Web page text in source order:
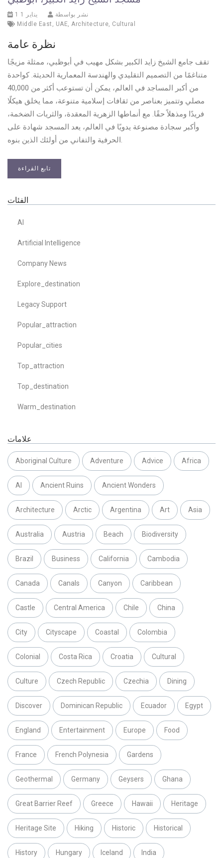
1 يناير 1
نشر بواسطة
Middle East , UAE, Architecture, Cultural
نظرة عامة
تقف جامع الشيخ زايد الكبير بشكل مهيب في أبوظبي، ممثلة مزيجًا
متناغمًا من التصميم التقليدي والهندسة المعمارية الحديثة. كواحدة
من أكبر المساجد في العالم، يمكن أن تستوعب أكثر من 40,000
مصلي وتتميز بعناصر من ثقافات إسلامية متنوعة، مما يخلق هيكلًا
فريدًا ومذهلاً حقًا. مع أنماطها الزهرية المعقدة، والثريات الضخمة،
وأكبر سجادة مصنوعة يدويًا في العالم، يعد المسجد شهادة على
الحرفية والتفاني من أولئك الذين بنوه.
تابع القراءة
الفئات
AI
Artificial Intelligence
Company News
Explore_destination
Legacy Support
Popular_attraction
Popular_cities
Top_attraction
Top_destination
Warm_destination
علامات
Aboriginal Culture Adventure Advice Africa
AI Ancient Ruins Ancient Wonders
Architecture Arctic Argentina Art Asia
Australia Austria Beach Biodiversity
Brazil Business California Cambodia
Canada Canals Canyon Caribbean
Castle Central America Chile China
City Cityscape Coastal Colombia
Colonial Costa Rica Croatia Cultural
Culture Czech Republic Czechia Dining
Discover Dominican Republic Ecuador Egypt
England Entertainment Europe Food
France French Polynesia Gardens
Geothermal Germany Geysers Ghana
Great Barrier Reef Greece Hawaii Heritage
Heritage Site Hiking Historic Historical
History Hungary Iceland India